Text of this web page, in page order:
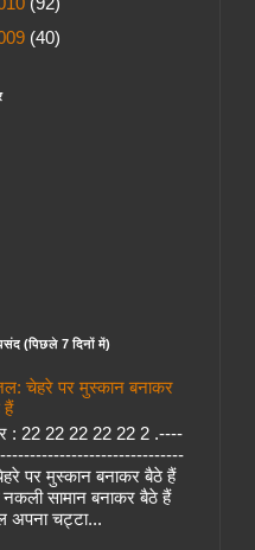
(40)
(पिछले 7 दिनों में)
चेहरे पर मुस्कान बनाकर
हैं
: 22 22 22 22 22 2 .----
पर मुस्कान बनाकर बैठे हैं
नकली सामान बनाकर बैठे हैं
अपना चट्टा...